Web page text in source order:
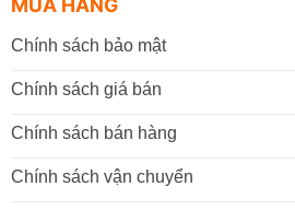
MUA HÀNG
Chính sách bảo mật
Chính sách giá bán
Chính sách bán hàng
Chính sách vận chuyển